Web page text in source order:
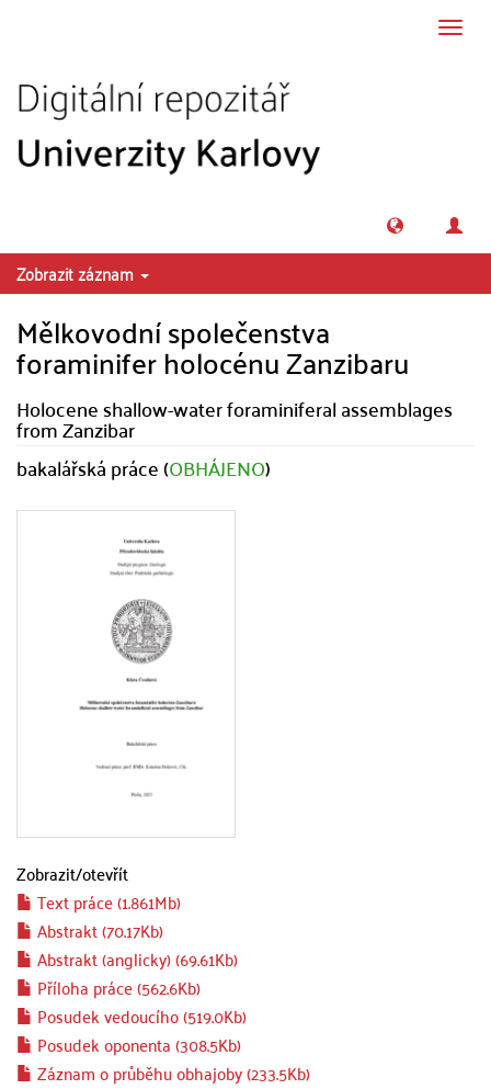
Zobrazit záznam
Mělkovodní společenstva
foraminifer holocénu Zanzibaru
Holocene shallow-water foraminiferal assemblages
from Zanzibar
bakalářská práce (OBHÁJENO)
Zobrazit/otevřít
Text práce (1.861Mb)
Abstrakt (70.17Kb)
Abstrakt (anglicky) (69.61Kb)
Příloha práce (562.6Kb)
Posudek vedoucího (519.0Kb)
Posudek oponenta (308.5Kb)
Záznam o průběhu obhajoby (233.5Kb)